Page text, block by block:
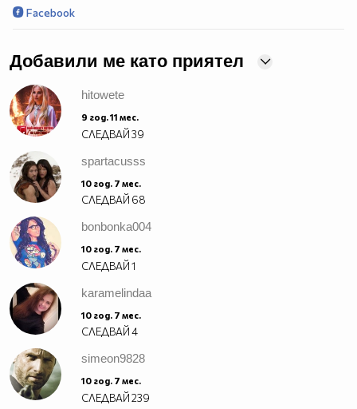
Producer:http://7talents.bg/
Facebook
Добавили ме като приятел
hitowete
9 год. 11 мес.
СЛЕДВАЙ39
spartacusss
10 год. 7 мес.
СЛЕДВАЙ 68
bonbonka004
10 год. 7 мес.
СЛЕДВАЙ1
karamelindaa
10 год. 7 мес.
СЛЕДВАЙ4
simeon9828
10 год. 7 мес.
СЛЕДВАЙ239